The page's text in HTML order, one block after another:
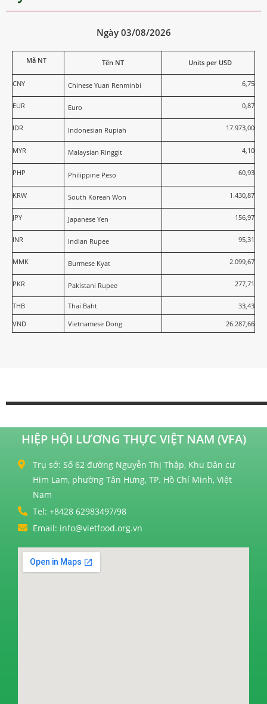
Ngày 03/08/2026
Mã NT Tên NT Units per USD
CNY Chinese Yuan Renminbi 6,75
EUR Euro 0,87
IDR Indonesian Rupiah 17.973,00
MYR Malaysian Ringgit 4,10
PHP Philippine Peso 60,93
KRW South Korean Won 1.430,87
JPY Japanese Yen 156,97
INR Indian Rupee 95,31
MMK Burmese Kyat 2.099,67
PKR Pakistani Rupee 277,71
THB Thai Baht
33,43
VND
Vietnamese Dong 26.287,66
HIỆP HỘI LƯƠNG THỰC VIỆT NAM (VFA)
Trụ sở: Số 62 đường Nguyễn Thị Thập, Khu Dân cư
Him Lam, phường Tân Hưng, TP. Hồ Chí Minh, Việt
Nam
Tel: +8428 62983497/98
Email: info@vietfood.org.vn